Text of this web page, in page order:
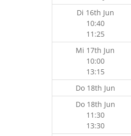
Di 16th Jun
10:40
11:25
Mi 17th Jun
10:00
13:15
Do 18th Jun
Do 18th Jun
11:30
13:30